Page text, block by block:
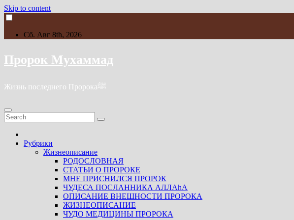
Skip to content
Сб. Авг 8th, 2026
Пророк Мухаммад
Жизнь последнего Пророкаﷺ
Рубрики
Жизнеописание
РОДОСЛОВНАЯ
СТАТЬИ О ПРОРОКЕ
МНЕ ПРИСНИЛСЯ ПРОРОК
ЧУДЕСА ПОСЛАННИКА АЛЛАhА
ОПИСАНИЕ ВНЕШНОСТИ ПРОРОКА
ЖИЗНЕОПИСАНИЕ
ЧУДО МЕДИЦИНЫ ПРОРОКА